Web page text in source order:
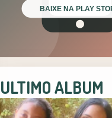
ULTIMO ALBUM